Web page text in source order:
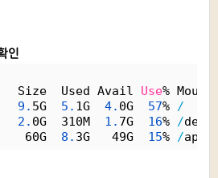
인
Size  Used Avail Use%
9. 5G 5. 1G 4. 0G 57% /
2. 0G  310M 1. 7G 16% /dev
60G 8. 3G   49G 15% /app